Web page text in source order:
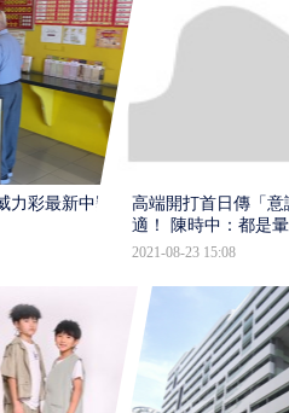
彩最新中獎
高端開打首日傳「
適！ 陳時中：都是
2021-08-23 15:08